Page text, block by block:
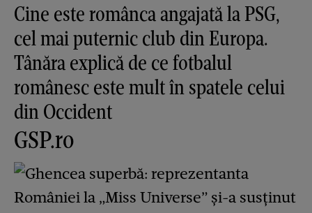
Cine este românca angajată la PSG,
cel mai puternic club din Europa.
Tânăra explică de ce fotbalul
românesc este mult în spatele celui
din Occident
GSP.ro